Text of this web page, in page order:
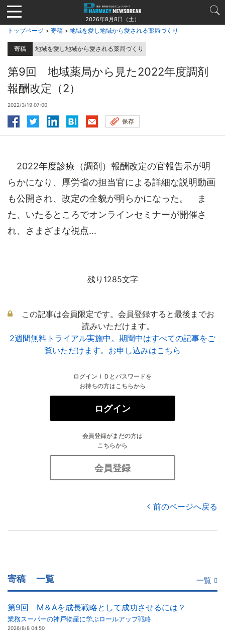
Jump
to
navigation
2026年8月8日（土）
トップページ > 寄稿 > 地域を愛し地域から愛される薬局づくり
寄稿 地域を愛し地域から愛される薬局づくり
第9回 地域薬局から見た2022年度調剤
報酬改定（2）
2022/3/19 07:00
保存
2022年度診療（調剤）報酬改定の官報告示が明
らかになり、厚労省の担当官による詳細な説明動画
も公開され、改定の全貌が明らかになった。 ま
た、いたるところでオンラインセミナーが開催さ
れ、さまざまな視点...
残り1285文字
この記事は会員限定です。会員登録すると最後までお
読みいただけます。
2週間無料トライアル実施中。期間中はすべての記事をご
覧いただけます。お申し込みはこちら
ログインＩＤとパスワードを
お持ちの方はこちらから
ログイン
会員登録がまだの方は
こちらから
会員登録
前のページへ戻る
寄稿 一覧 一覧
第9回 M＆Aを成長戦略として成功させるには？
業務スーパーの神戸物産に学ぶロールアップ戦略
2026/8/8 04:50